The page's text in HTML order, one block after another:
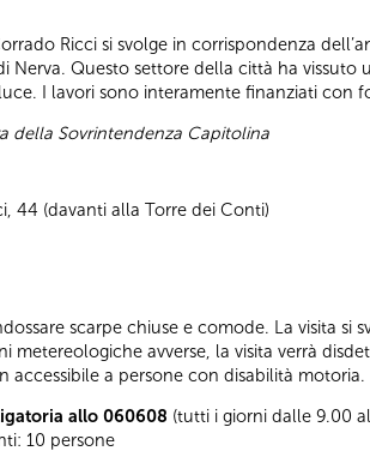
Ricci si svolge in corrispondenza
Nerva. Questo settore della città ha
I lavori sono interamente finanziati con
della Sovrintendenza Capitolina
44 (davanti alla Torre dei Conti)
scarpe chiuse e comode. La visita si
metereologiche avverse, la visita verrà
accessibile a persone con disabilità motoria.
allo 060608 (tutti i giorni dalle 9.00
10 persone